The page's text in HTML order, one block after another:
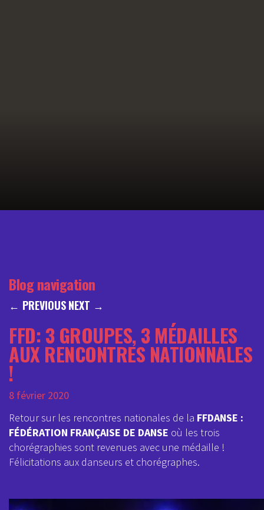
Blog navigation
← PREVIOUSNEXT →
FFD: 3 GROUPES, 3 MÉDAILLES
AUX RENCONTRES NATIONNALES
!
8 février 2020
Retour sur les rencontres nationales de la FFDANSE :
FÉDÉRATION FRANÇAISE DE DANSE où les trois
chorégraphies sont revenues avec une médaille !
Félicitations aux danseurs et chorégraphes.